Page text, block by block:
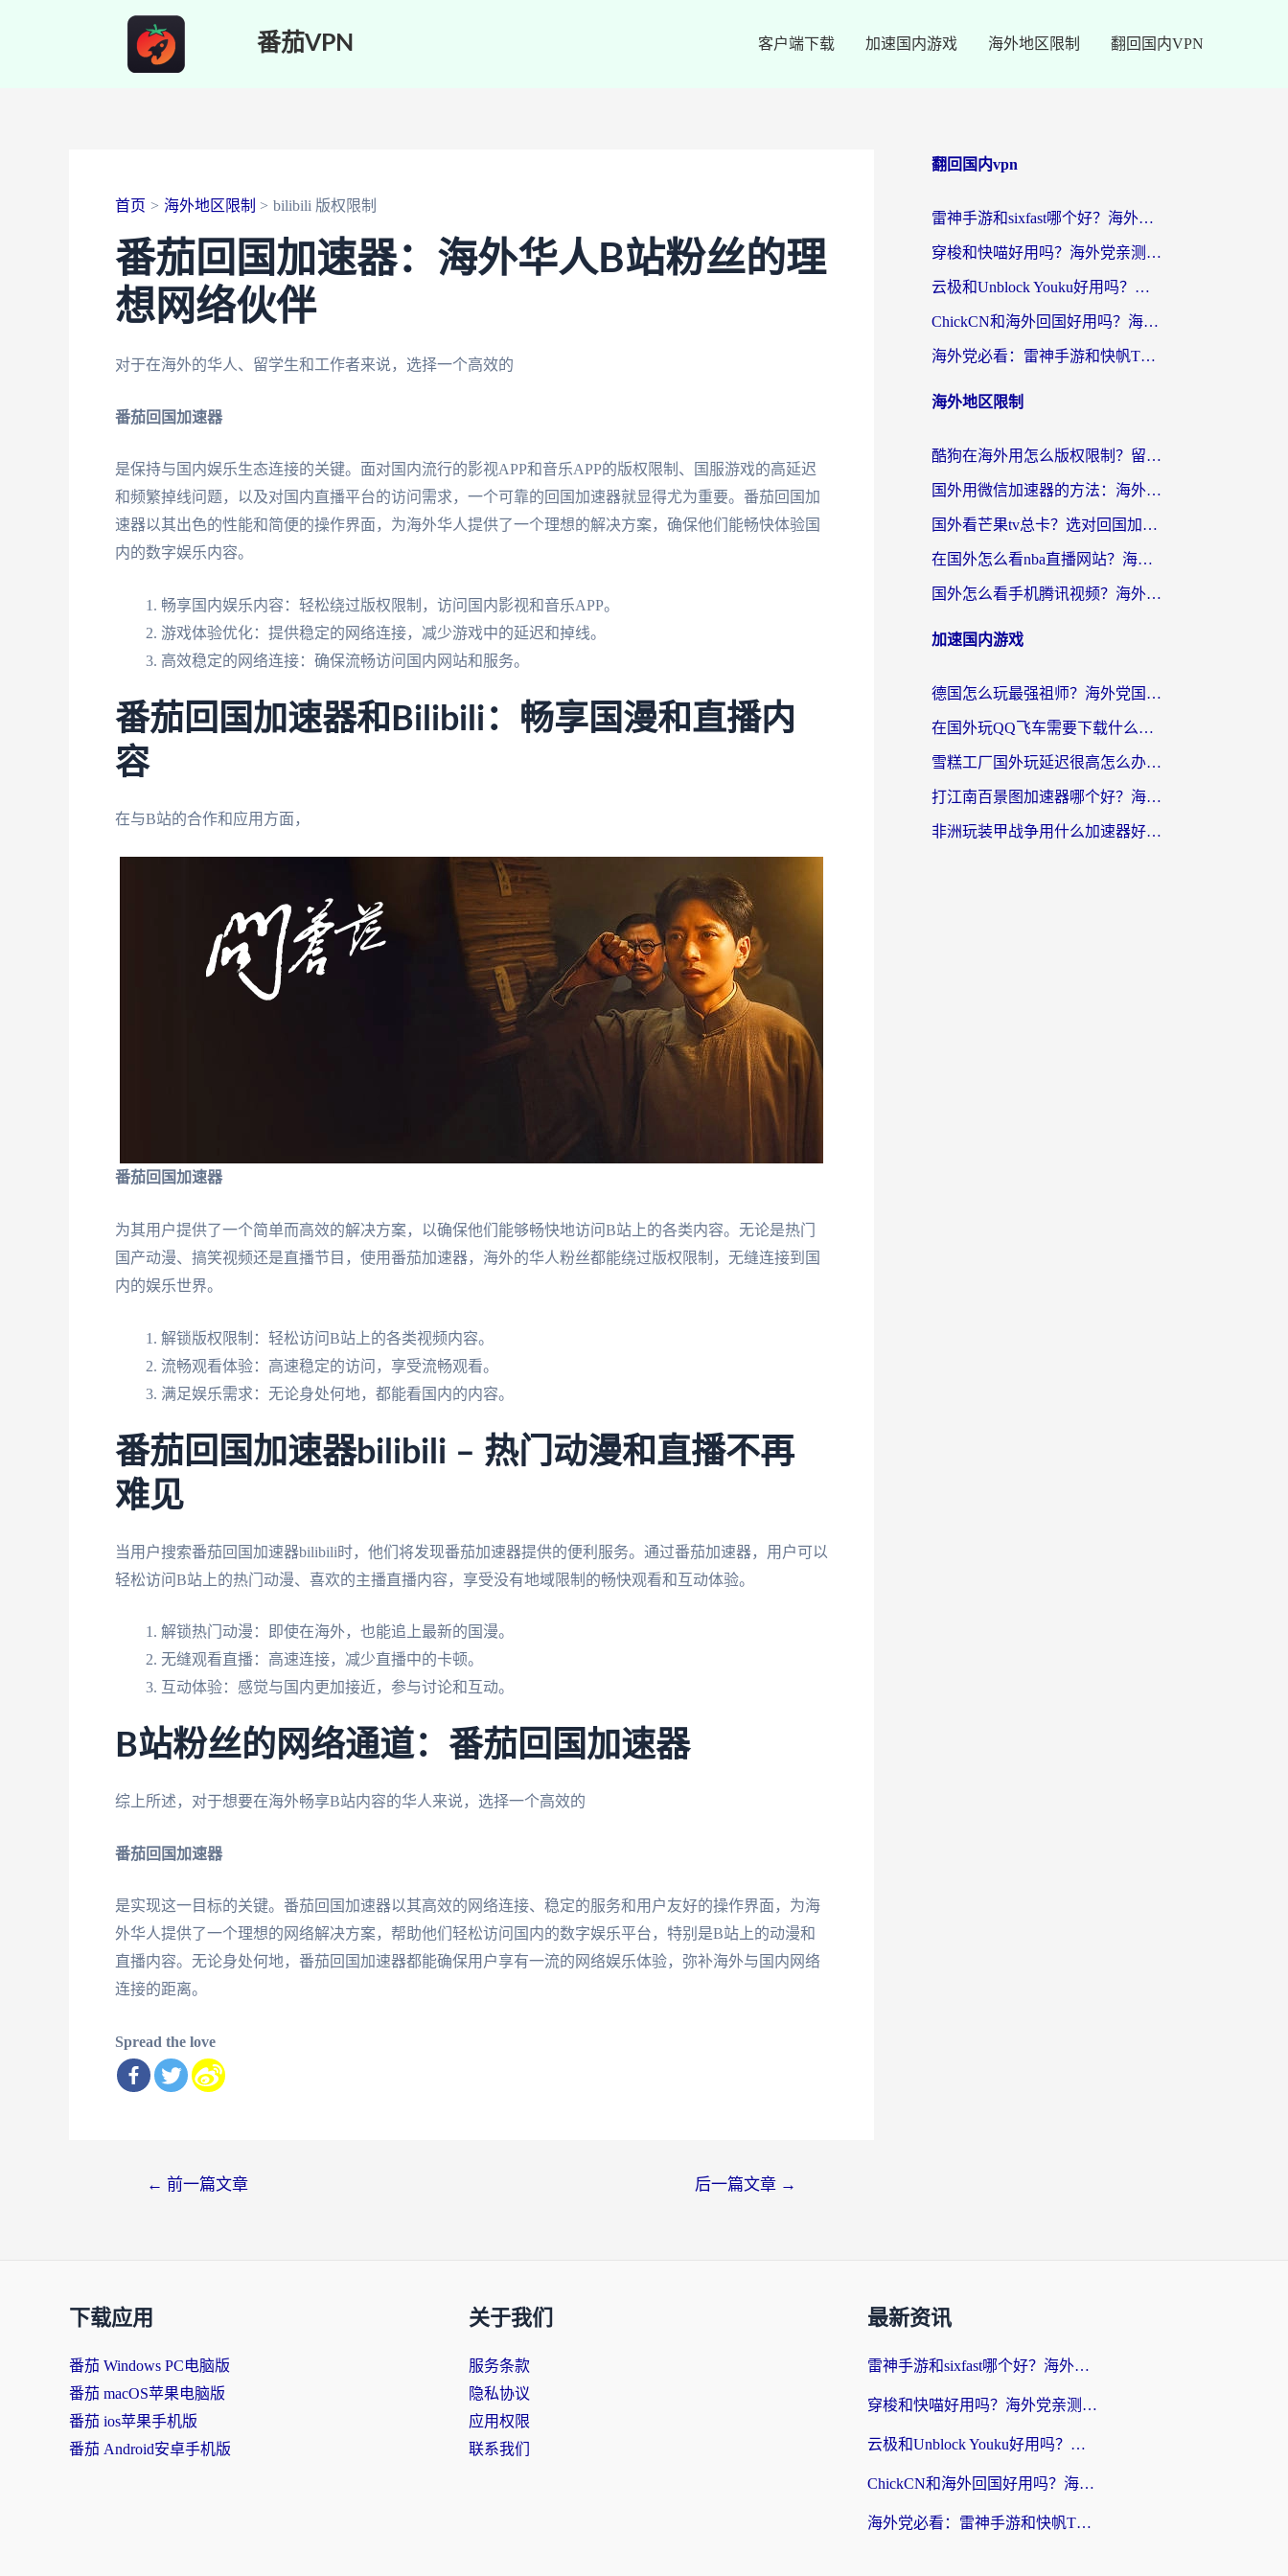
番茄VPN 客户端下载 加速国内游戏 海外地区限制 翻回国内VPN
首页 海外地区限制 bilibili 版权限制
番茄回国加速器：海外华人B站粉丝的理
想网络伙伴
对于在海外的华人、留学生和工作者来说，选择一个高效的
番茄回国加速器
是保持与国内娱乐生态连接的关键。面对国内流行的影视APP和音乐APP的版权限制、国服游戏的高延迟
和频繁掉线问题，以及对国内直播平台的访问需求，一个可靠的回国加速器就显得尤为重要。番茄回国加
速器以其出色的性能和简便的操作界面，为海外华人提供了一个理想的解决方案，确保他们能畅快体验国
内的数字娱乐内容。
畅享国内娱乐内容：轻松绕过版权限制，访问国内影视和音乐APP。
游戏体验优化：提供稳定的网络连接，减少游戏中的延迟和掉线。
高效稳定的网络连接：确保流畅访问国内网站和服务。
番茄回国加速器和Bilibili：畅享国漫和直播内
容
在与B站的合作和应用方面，
番茄回国加速器
为其用户提供了一个简单而高效的解决方案，以确保他们能够畅快地访问B站上的各类内容。无论是热门
国产动漫、搞笑视频还是直播节目，使用番茄加速器，海外的华人粉丝都能绕过版权限制，无缝连接到国
内的娱乐世界。
解锁版权限制：轻松访问B站上的各类视频内容。
流畅观看体验：高速稳定的访问，享受流畅观看。
满足娱乐需求：无论身处何地，都能看国内的内容。
番茄回国加速器bilibili – 热门动漫和直播不再
难见
当用户搜索番茄回国加速器bilibili时，他们将发现番茄加速器提供的便利服务。通过番茄加速器，用户可以
轻松访问B站上的热门动漫、喜欢的主播直播内容，享受没有地域限制的畅快观看和互动体验。
解锁热门动漫：即使在海外，也能追上最新的国漫。
无缝观看直播：高速连接，减少直播中的卡顿。
互动体验：感觉与国内更加接近，参与讨论和互动。
B站粉丝的网络通道：番茄回国加速器
综上所述，对于想要在海外畅享B站内容的华人来说，选择一个高效的
番茄回国加速器
是实现这一目标的关键。番茄回国加速器以其高效的网络连接、稳定的服务和用户友好的操作界面，为海
外华人提供了一个理想的网络解决方案，帮助他们轻松访问国内的数字娱乐平台，特别是B站上的动漫和
直播内容。无论身处何地，番茄回国加速器都能确保用户享有一流的网络娱乐体验，弥补海外与国内网络
连接的距离。
Spread the love
← 前一篇文章 后一篇文章 →
翻回国内vpn
雷神手游和sixfast哪个好？海外党亲测3款回国加速器，教你选对不踩坑
穿梭和快喵好用吗？海外党亲测：小众加速器对比+番茄加速器深度体验
云极和Unblock Youku好用吗？海外党亲测+2026回国加速器避坑指南
ChickCN和海外回国好用吗？海外党2026亲测：从手游到影音，选对加速器的3个关键
海外党必看：雷神手游和快帆TV版好用吗？3步选对回国加速器不踩坑
海外地区限制
酷狗在海外用怎么版权限制？留学生亲测：3步解决听国内音乐难题
国外用微信加速器的方法：海外党无缝连接国内生活的实用指南
国外看芒果tv总卡？选对回国加速器，轻松追《浪姐》不费劲
在国外怎么看nba直播网站？海外党专属体育观赛指南，告别地区限制！
国外怎么看手机腾讯视频？海外党亲测有效的追剧加速器选择指南
加速国内游戏
德国怎么玩最强祖师？海外党国服游戏加速器选择全攻略（附宝可梦Online实测）
在国外玩QQ飞车需要下载什么加速器呢？海外党亲测有效的国服游戏加速指南
雪糕工厂国外玩延迟很高怎么办？海外玩家国服游戏加速终极攻略（附实测推荐）
打江南百景图加速器哪个好？海外党踩坑N次后，终于找到不卡的秘诀
非洲玩装甲战争用什么加速器好？海外党亲测有效的国服游戏加速方案
下载应用
番茄 Windows PC电脑版
番茄 macOS苹果电脑版
番茄 ios苹果手机版
番茄 Android安卓手机版
关于我们
服务条款
隐私协议
应用权限
联系我们
最新资讯
雷神手游和sixfast哪个好？海外党亲测3款回国加速器，教你选对不踩坑
穿梭和快喵好用吗？海外党亲测：小众加速器对比+番茄加速器深度体验
云极和Unblock Youku好用吗？海外党亲测+2026回国加速器避坑指南
ChickCN和海外回国好用吗？海外党2026亲测：从手游到影音，选对加速器的3个关键
海外党必看：雷神手游和快帆TV版好用吗？3步选对回国加速器不踩坑